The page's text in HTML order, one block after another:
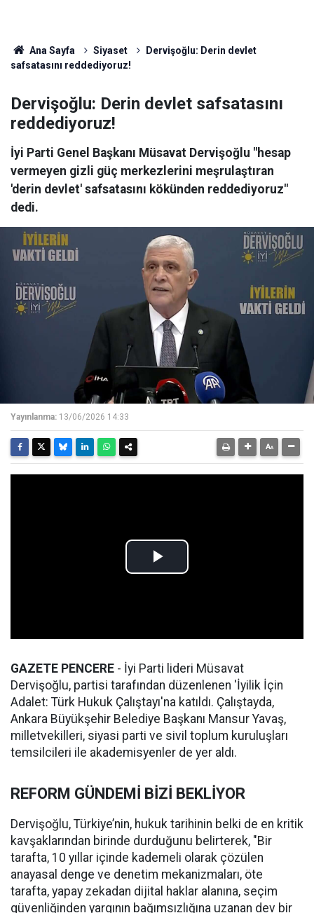
Ana Sayfa Siyaset
Dervişoğlu: Derin devlet
safsatasını reddediyoruz!
Dervişoğlu: Derin devlet safsatasını
reddediyoruz!
İyi Parti Genel Başkanı Müsavat Dervişoğlu "hesap
vermeyen gizli güç merkezlerini meşrulaştıran
'derin devlet' safsatasını kökünden reddediyoruz"
dedi.
Yayınlanma: 13/06/2026 14:33
GAZETE PENCERE - İyi Parti lideri Müsavat
Dervişoğlu, partisi tarafından düzenlenen 'İyilik İçin
Adalet: Türk Hukuk Çalıştayı'na katıldı. Çalıştayda,
Ankara Büyükşehir Belediye Başkanı Mansur Yavaş,
milletvekilleri, siyasi parti ve sivil toplum kuruluşları
temsilcileri ile akademisyenler de yer aldı.
REFORM GÜNDEMİ BİZİ BEKLİYOR
Dervişoğlu, Türkiye’nin, hukuk tarihinin belki de en kritik
kavşaklarından birinde durduğunu belirterek, "Bir
tarafta, 10 yıllar içinde kademeli olarak çözülen
anayasal denge ve denetim mekanizmaları, öte
tarafta, yapay zekadan dijital haklar alanına, seçim
güvenliğinden yargının bağımsızlığına uzanan dev bir